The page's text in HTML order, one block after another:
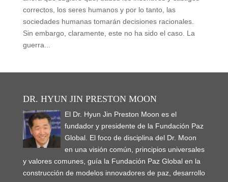
correctos, los seres humanos y por lo tanto, las
sociedades humanas tomarán decisiones racionales.
Sin embargo, claramente, este no ha sido el caso. La
guerra...
DR. HYUN JIN PRESTON MOON
El Dr. Hyun Jin Preston Moon es el
fundador y presidente de la Fundación Paz
Global. El foco de disciplina del Dr. Moon
en una visión común, principios universales
y valores comunes, guía la Fundación Paz Global en la
construcción de modelos innovadores de paz, desarrollo